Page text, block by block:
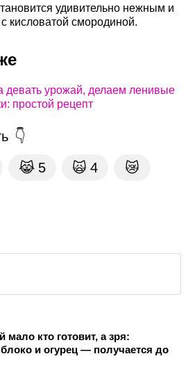
удивительно нежным и
кисловатой смородиной.
девать урожай, делаем ленивые
простой рецепт
😹 5 🙀 4 😿
мало кто готовит, а зря:
и огурец — получается до